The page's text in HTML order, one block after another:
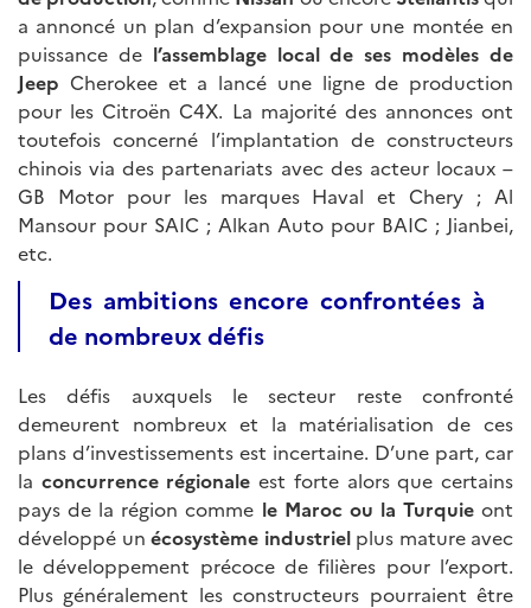
a annoncé un plan d’expansion pour une montée en
puissance de l’assemblage local de ses modèles de
Jeep Cherokee et a lancé une ligne de production
pour les Citroën C4X. La majorité des annonces ont
toutefois concerné l’implantation de constructeurs
chinois via des partenariats avec des acteur locaux –
GB Motor pour les marques Haval et Chery ; Al
Mansour pour SAIC ; Alkan Auto pour BAIC ; Jianbei,
etc.
Des ambitions encore confrontées à
de nombreux défis
Les défis auxquels le secteur reste confronté
demeurent nombreux et la matérialisation de ces
plans d’investissements est incertaine. D’une part, car
la concurrence régionale est forte alors que certains
pays de la région comme le Maroc ou la Turquieont
développé un écosystème industrielplus mature avec
le développement précoce de filières pour l’export.
Plus généralement les constructeurs pourraient être